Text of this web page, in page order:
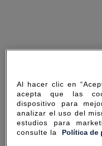
Al hacer clic en
acepta que las
dispositivo para
analizar el uso del
estudios para
consulte la Política de